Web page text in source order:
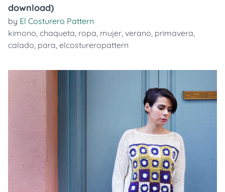
download)
by El Costurero Pattern
kimono, chaqueta, ropa, mujer, verano, primavera,
calado, para, elcostureropattern